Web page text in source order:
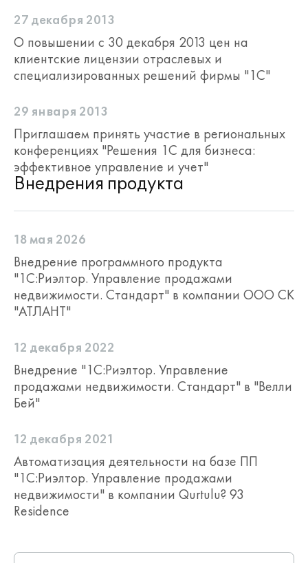
27 декабря 2013
О повышении с 30 декабря 2013 цен на
клиентские лицензии отраслевых и
специализированных решений фирмы "1С"
29 января 2013
Приглашаем принять участие в региональных
конференциях "Решения 1С для бизнеса:
эффективное управление и учет"
Внедрения продукта
18 мая 2026
Внедрение программного продукта
"1С:Риэлтор. Управление продажами
недвижимости. Стандарт" в компании ООО СК
"АТЛАНТ"
12 декабря 2022
Внедрение "1С:Риэлтор. Управление
продажами недвижимости. Стандарт" в "Велли
Бей"
12 декабря 2021
Автоматизация деятельности на базе ПП
"1С:Риэлтор. Управление продажами
недвижимости" в компании Qurtulu? 93
Residence